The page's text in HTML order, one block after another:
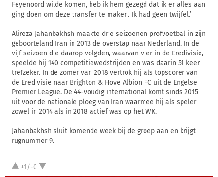
Feyenoord wilde komen, heb ik hem gezegd dat ik er alles aan
ging doen om deze transfer te maken. Ik had geen twijfel.’
Alireza Jahanbakhsh maakte drie seizoenen profvoetbal in zijn
geboorteland Iran in 2013 de overstap naar Nederland. In de
vijf seizoen die daarop volgden, waarvan vier in de Eredivisie,
speelde hij 140 competitiewedstrijden en was daarin 51 keer
trefzeker. In de zomer van 2018 vertrok hij als topscorer van
de Eredivisie naar Brighton & Hove Albion FC uit de Engelse
Premier League. De 44-voudig international komt sinds 2015
uit voor de nationale ploeg van Iran waarmee hij als speler
zowel in 2014 als in 2018 actief was op het WK.
Jahanbakhsh sluit komende week bij de groep aan en krijgt
rugnummer 9.
+1/-0